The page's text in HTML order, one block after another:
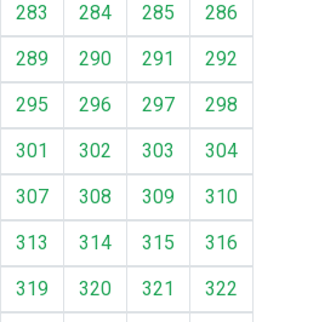
283 284 285
286
289 290 291
292
295 296 297
298
301 302 303
304
307 308 309
310
313 314 315
316
319 320 321
322